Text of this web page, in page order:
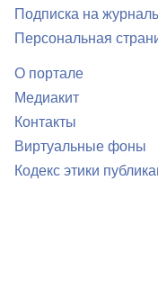
Подписка на
Персональная
О портале
Медиакит
Контакты
Виртуальные фоны
Кодекс этики